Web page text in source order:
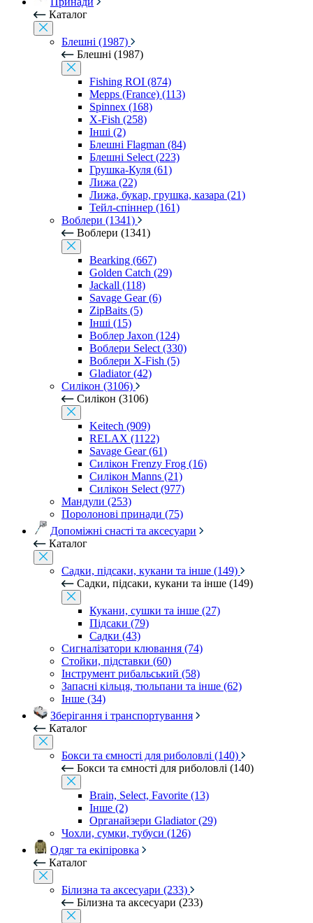
Каталог
Блешні (1987)
Блешні (1987)
Fishing ROI (874)
Mepps (France) (113)
Spinnex (168)
X-Fish (258)
Інші (2)
Блешні Flagman (84)
Блешні Select (223)
Грушка-Куля (61)
Лижа (22)
Лижа, букар, грушка, казара (21)
Тейл-спіннер (161)
Воблери (1341)
Воблери (1341)
Bearking (667)
Golden Catch (29)
Jackall (118)
Savage Gear (6)
ZipBaits (5)
Інші (15)
Воблер Jaxon (124)
Воблери Select (330)
Воблери X-Fish (5)
Gladiator (42)
Силікон (3106)
Силікон (3106)
Keitech (909)
RELAX (1122)
Savage Gear (61)
Силікон Frenzy Frog (16)
Силікон Manns (21)
Силікон Select (977)
Мандули (253)
Поролонові принади (75)
Допоміжні снасті та аксесуари
Каталог
Садки, підсаки, кукани та інше (149)
Садки, підсаки, кукани та інше (149)
Кукани, сушки та інше (27)
Підсаки (79)
Садки (43)
Сигналізатори клювання (74)
Стойки, підставки (60)
Інструмент рибальський (58)
Запасні кільця, тюльпани та інше (62)
Інше (34)
Зберігання і транспортування
Каталог
Бокси та ємності для риболовлі (140)
Бокси та ємності для риболовлі (140)
Brain, Select, Favorite (13)
Інше (2)
Органайзери Gladiator (29)
Чохли, сумки, тубуси (126)
Одяг та екіпіровка
Каталог
Білизна та аксесуари (233)
Білизна та аксесуари (233)